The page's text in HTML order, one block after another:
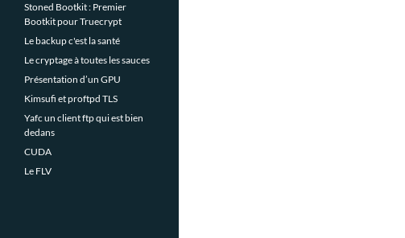
Stoned Bootkit : Premier
Bootkit pour Truecrypt
Le backup c'est la santé
Le cryptage à toutes les sauces
Présentation d’un GPU
Kimsufi et proftpd TLS
Yafc un client ftp qui est bien
dedans
CUDA
Le FLV